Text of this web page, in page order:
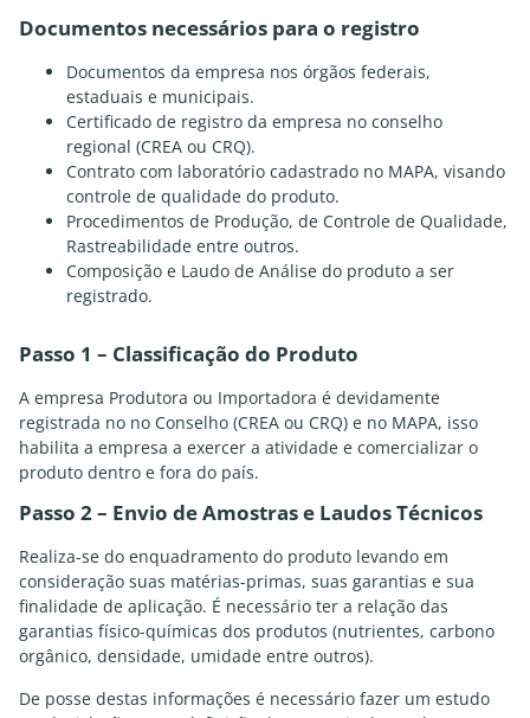
Documentos necessários para o registro
Documentos da empresa nos órgãos federais,
estaduais e municipais.
Certificado de registro da empresa no conselho
regional (CREA ou CRQ).
⁠Contrato com laboratório cadastrado no MAPA, visando
controle de qualidade do produto.
Procedimentos de Produção, de Controle de Qualidade,
Rastreabilidade entre outros.
Composição e Laudo de Análise do produto a ser
registrado.
Passo 1 – Classificação do Produto
A empresa Produtora ou Importadora é devidamente
registrada no no Conselho (CREA ou CRQ) e no MAPA, isso
habilita a empresa a exercer a atividade e comercializar o
produto dentro e fora do país.
Passo 2 – Envio de Amostras e Laudos Técnicos
Realiza-se do enquadramento do produto levando em
consideração suas matérias-primas, suas garantias e sua
finalidade de aplicação. É necessário ter a relação das
garantias físico-químicas dos produtos (nutrientes, carbono
orgânico, densidade, umidade entre outros).
De posse destas informações é necessário fazer um estudo